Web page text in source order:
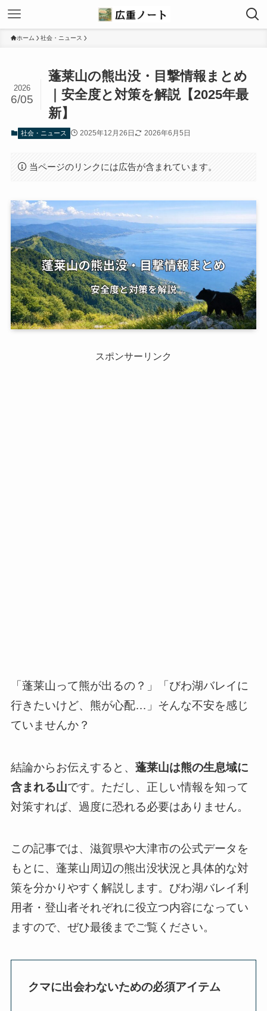
ホーム 社会・ニュース
蓬莱山の熊出没・目撃情報まとめ
｜安全度と対策を解説【2025年最
新】
2026
6/05
社会・ニュース 2025年12月26日 2026年6月5日
当ページのリンクには広告が含まれています。
スポンサーリンク
「蓬莱山って熊が出るの？」「びわ湖バレイに
行きたいけど、熊が心配…」そんな不安を感じ
ていませんか？
結論からお伝えすると、 蓬莱山は熊の生息域に
含まれる山です。ただし、正しい情報を知って
対策すれば、過度に恐れる必要はありません。
この記事では、滋賀県や大津市の公式データを
もとに、蓬莱山周辺の熊出没状況と具体的な対
策を分かりやすく解説します。びわ湖バレイ利
用者・登山者それぞれに役立つ内容になってい
ますので、ぜひ最後までご覧ください。
クマに出会わないための必須アイテム